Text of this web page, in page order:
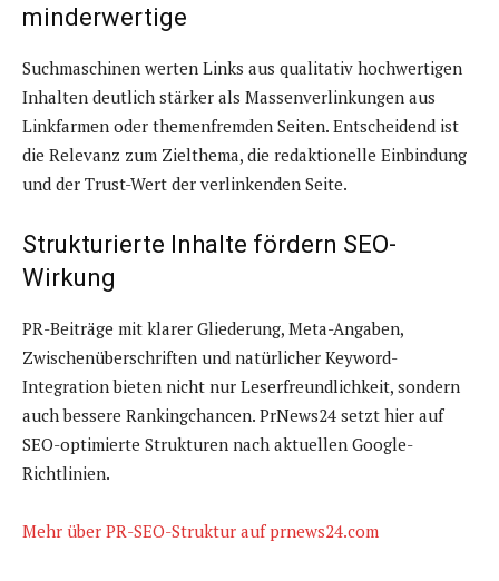
minderwertige
Suchmaschinen werten Links aus qualitativ hochwertigen
Inhalten deutlich stärker als Massenverlinkungen aus
Linkfarmen oder themenfremden Seiten. Entscheidend ist
die Relevanz zum Zielthema, die redaktionelle Einbindung
und der Trust-Wert der verlinkenden Seite.
Strukturierte Inhalte fördern SEO-
Wirkung
PR-Beiträge mit klarer Gliederung, Meta-Angaben,
Zwischenüberschriften und natürlicher Keyword-
Integration bieten nicht nur Leserfreundlichkeit, sondern
auch bessere Rankingchancen. PrNews24 setzt hier auf
SEO-optimierte Strukturen nach aktuellen Google-
Richtlinien.
Mehr über PR-SEO-Struktur auf prnews24.com